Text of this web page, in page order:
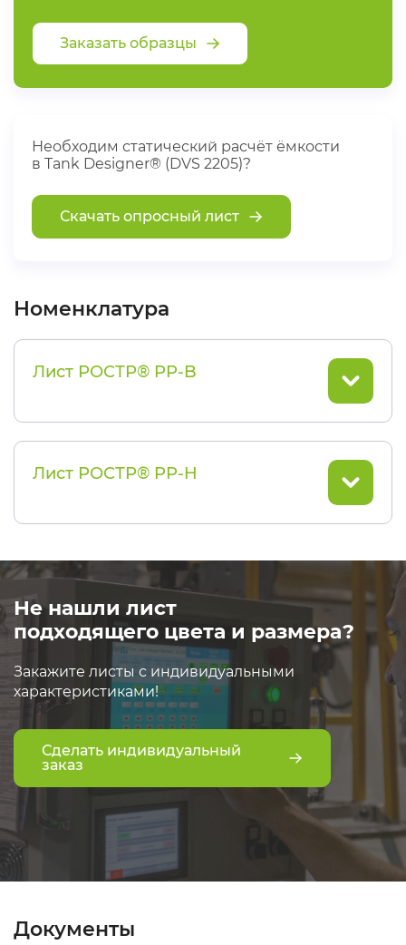
Заказать образцы
Необходим статический расчёт ёмкости
в Tank Designer® (DVS 2205)?
Скачать опросный лист
Номенклатура
Лист РОСТР® PP-B
Лист РОСТР® PP-H
Не нашли лист
подходящего цвета и размера?
Закажите листы с индивидуальными
характеристиками!
Сделать индивидуальный
заказ
Документы